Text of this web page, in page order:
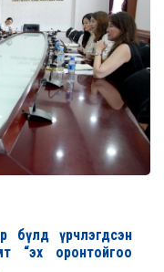
бүлд үрчлэгдсэн
“эх оронтойгоо